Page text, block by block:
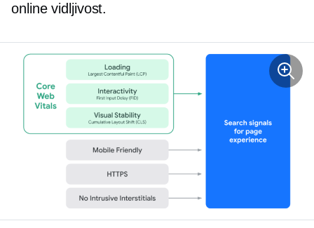
online vidljivost.